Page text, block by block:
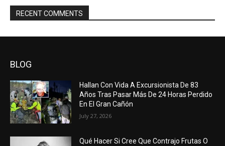
RECENT COMMENTS
BLOG
Hallan Con Vida A Excursionista De 83
Años Tras Pasar Más De 24 Horas Perdido
En El Gran Cañón
July 27, 2026
Qué Hacer Si Cree Que Contrajo Frutas O